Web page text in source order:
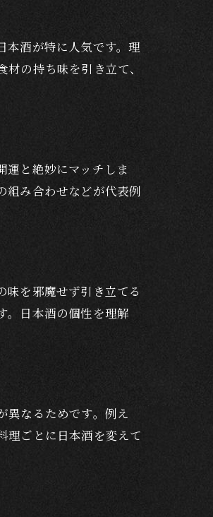
本酒が特に人気です。理
の持ち味を引き立て、
運と絶妙にマッチしま
組み合わせなどが代表例
を邪魔せず引き立てる
。日本酒の個性を理解
異なるためです。例え
理ごとに日本酒を変えて